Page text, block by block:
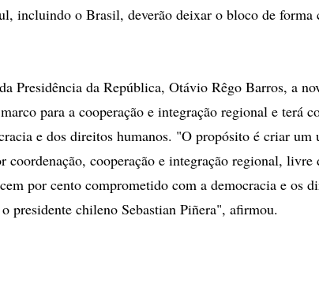
incluindo o Brasil, deverão deixar o bloco de forma
Presidência da República, Otávio Rêgo Barros, a
para a cooperação e integração regional e terá
e dos direitos humanos. "O propósito é criar um
coordenação, cooperação e integração regional, livre
por cento comprometido com a democracia e os
presidente chileno Sebastian Piñera", afirmou.